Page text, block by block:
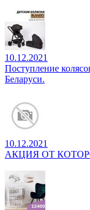
10.12.2021
Поступление
Беларуси.
10.12.2021
АКЦИЯ ОТ